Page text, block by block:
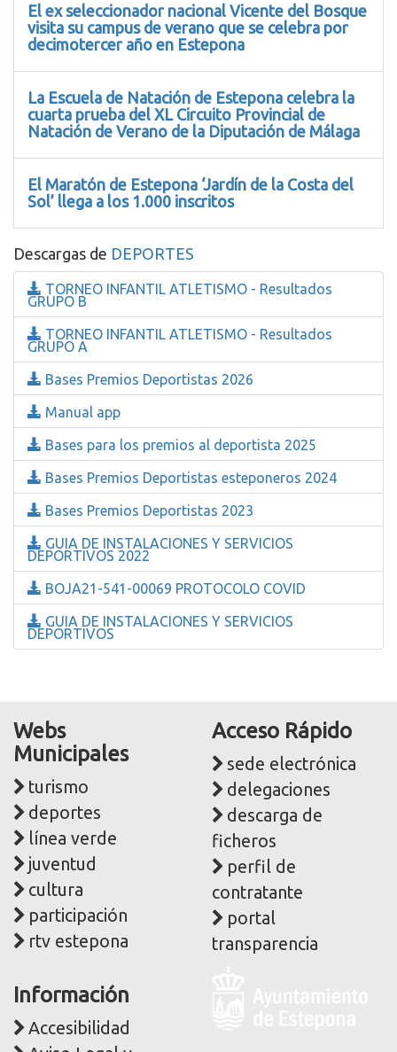
El ex seleccionador nacional Vicente del Bosque
visita su campus de verano que se celebra por
decimotercer año en Estepona
La Escuela de Natación de Estepona celebra la
cuarta prueba del XL Circuito Provincial de
Natación de Verano de la Diputación de Málaga
El Maratón de Estepona ‘Jardín de la Costa del
Sol’ llega a los 1.000 inscritos
Descargas de DEPORTES
TORNEO INFANTIL ATLETISMO - Resultados
GRUPO B
TORNEO INFANTIL ATLETISMO - Resultados
GRUPO A
Bases Premios Deportistas 2026
Manual app
Bases para los premios al deportista 2025
Bases Premios Deportistas esteponeros 2024
Bases Premios Deportistas 2023
GUIA DE INSTALACIONES Y SERVICIOS
DEPORTIVOS 2022
BOJA21-541-00069 PROTOCOLO COVID
GUIA DE INSTALACIONES Y SERVICIOS
DEPORTIVOS
Webs
Municipales
turismo
deportes
línea verde
juventud
cultura
participación
rtv estepona
Acceso Rápido
sede electrónica
delegaciones
descarga de
ficheros
perfil de
contratante
portal
transparencia
Información
Accesibilidad